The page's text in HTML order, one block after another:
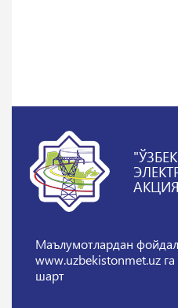
Маълумотлардан
www.uzbekistonmet.uz
шарт